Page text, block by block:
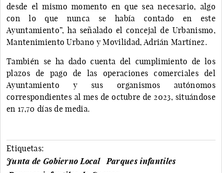
desde el mismo momento en que sea necesario, algo
con lo que nunca se había contado en este
Ayuntamiento”, ha señalado el concejal de Urbanismo,
Mantenimiento Urbano y Movilidad, Adrián Martínez.
También se ha dado cuenta del cumplimiento de los
plazos de pago de las operaciones comerciales del
Ayuntamiento y sus organismos autónomos
correspondientes al mes de octubre de 2023, situándose
en 17,70 días de media.
Etiquetas:
Junta de Gobierno Local
Parques infantiles